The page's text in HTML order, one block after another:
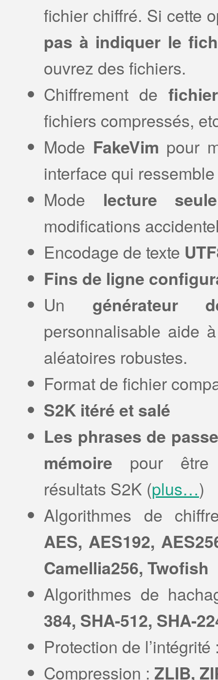
fichier chiffré. Si cette
pas à indiquer le
ouvrez des fichiers.
Chiffrement de
fichiers compressés,
Mode FakeVim pour
interface qui
Mode lecture
modifications
Encodage de texte
Fins de ligne
Un générateur
personnalisable aide
aléatoires robustes.
Format de fichier
S2K itéré et salé
Les phrases de
mémoire pour être
résultats S2K (plus…)
Algorithmes de
AES, AES192,
Camellia256, Twofish
Algorithmes de
384, SHA-512, SHA-
Protection de
Compression : ZLIB,